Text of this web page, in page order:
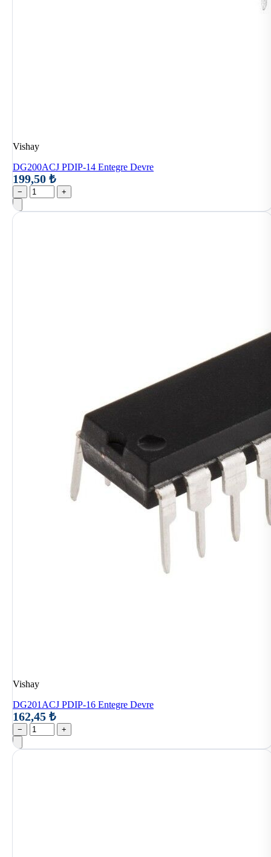
Vishay
DG200ACJ PDIP-14 Entegre Devre
199,50 ₺
− +
Vishay
DG201ACJ PDIP-16 Entegre Devre
162,45 ₺
− +